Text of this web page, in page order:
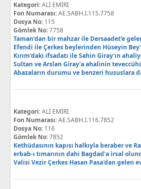
Kategori:ALİ EMİRİ
Fon Numarası:AE.SABH.I.115.7758
Dosya No: 115
Gömlek No:7758
Taman'dan bir mahzar ile Dersaadet'e
Efendi ile Çerkes beylerinden Hüseyin
Kırım'daki ifsadatı ile Sahin Giray'ın
Sultan ve Arslan Giray'a ahalinin
Abazaların durumu ve benzeri hususlara
Kategori:ALİ EMİRİ
Fon Numarası:AE.SABH.I.116.7852
Dosya No: 116
Gömlek No:7852
Kethüdasının kapısı halkıyla beraber ve
erbab-ı tımarının dahi Bagdad'a irsal
Valisi Vezir Çerkes Hasan Pasa'dan gelen